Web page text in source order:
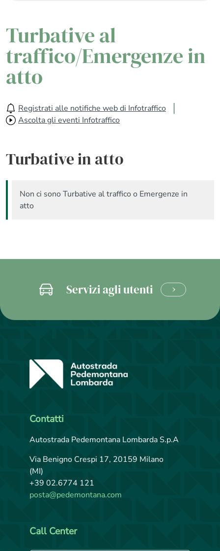
Turbative al
traffico/Emergenze in
atto
Registrati alle notifiche web di Infotraffico
Ascolta gli eventi Infotraffico
Turbative in atto
Non ci sono Turbative al traffico o Emergenze in
atto
Servizi agli utenti
CLICCA
SCOPRI
Contatti
Autostrada Pedemontana Lombarda S.p.A
Via Benigno Crespi 17, 20159 Milano
(MI)
+39 02.6774 121
posta@pedemontana.com
Call Center